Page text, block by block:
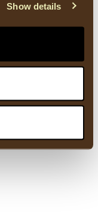
Show details